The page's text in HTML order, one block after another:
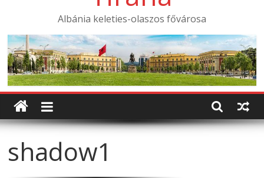
Albánia keleties-olaszos fővárosa
shadow1